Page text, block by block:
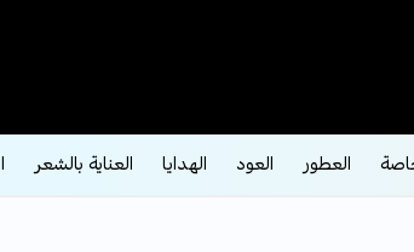
العطور العود الهدايا العناية بالشعر